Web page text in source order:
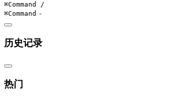
⌘Command /
⌘Command -
历史记录
热门